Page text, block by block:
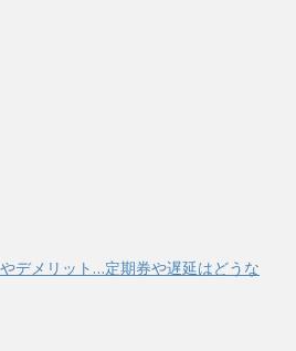
デメリット…定期券や遅延はどうな